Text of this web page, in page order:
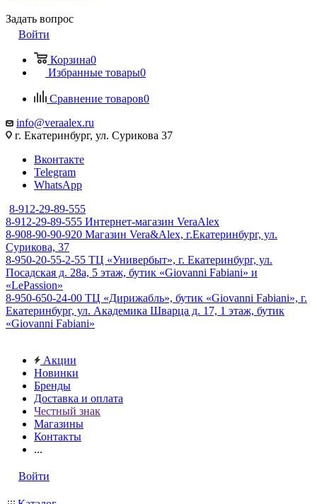
Задать вопрос
Войти
Корзина0
Избранные товары0
Сравнение товаров0
info@veraalex.ru
г. Екатеринбург, ул. Сурикова 37
Вконтакте
Telegram
WhatsApp
8-912-29-89-555
8-912-29-89-555 Интернет-магазин VeraAlex
8-908-90-90-920 Магазин Vera&Alex, г.Екатеринбург, ул.
Сурикова, 37
8-950-20-55-2-55 ТЦ «Универбыт», г. Екатеринбург, ул.
Посадская д. 28а, 5 этаж, бутик «Giovanni Fabiani» и
«LePassion»
8-950-650-24-00 ТЦ «Дирижабль», бутик «Giovanni Fabiani», г.
Екатеринбург, ул. Академика Шварца д. 17, 1 этаж, бутик
«Giovanni Fabiani»
Акции
Новинки
Бренды
Доставка и оплата
Честный знак
Магазины
Контакты
...
Войти